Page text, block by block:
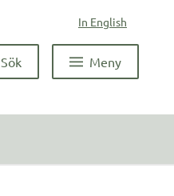
In English
Sök Meny